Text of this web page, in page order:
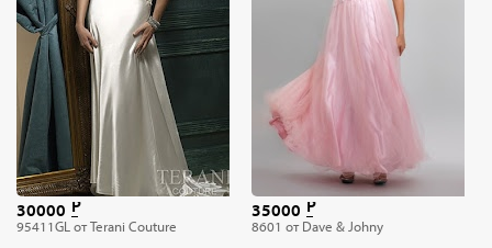
30000
95411GL от Terani Couture
35000
8601 от Dave & Johny